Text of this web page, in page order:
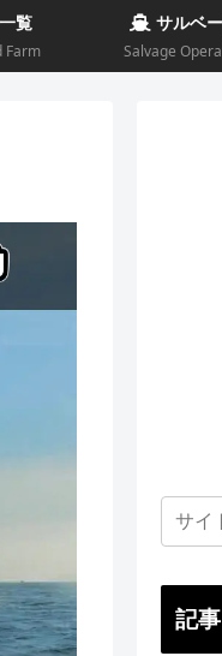
覧
Farm
サルベ
Salvage
記